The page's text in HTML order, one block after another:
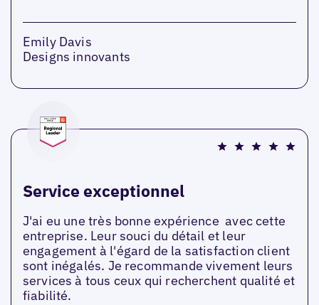
Emily Davis
Designs innovants
Service exceptionnel
J'ai eu une très bonne expérience avec cette
entreprise. Leur souci du détail et leur
engagement à l'égard de la satisfaction client
sont inégalés. Je recommande vivement leurs
services à tous ceux qui recherchent qualité et
fiabilité.